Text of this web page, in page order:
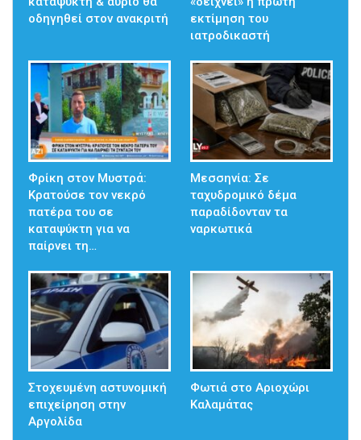
οδηγηθεί στον ανακριτή
εκτίμηση του
ιατροδικαστή
Φρίκη στον Μυστρά:
Κρατούσε τον νεκρό
πατέρα του σε
καταψύκτη για να
παίρνει τη…
Μεσσηνία: Σε
ταχυδρομικό δέμα
παραδίδονταν τα
ναρκωτικά
Στοχευμένη αστυνομική
επιχείρηση στην
Αργολίδα
Φωτιά στο Αριοχώρι
Καλαμάτας